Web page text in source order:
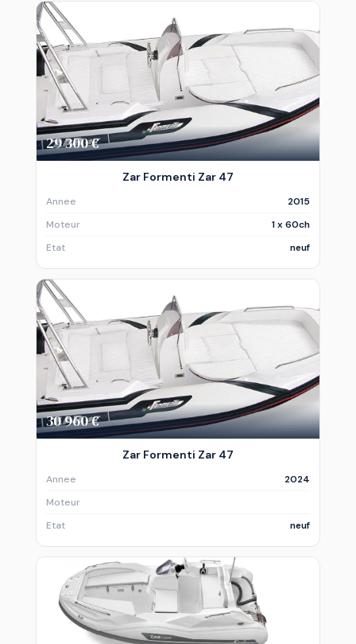
29 300 €
Zar Formenti Zar 47
Annee
2015
Moteur
1 x 60ch
Etat
neuf
30 960 €
Zar Formenti Zar 47
Annee
2024
Moteur
Etat
neuf